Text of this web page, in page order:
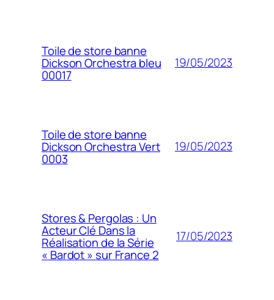
Toile de store banne
Dickson Orchestra bleu
00017
19/05/2023
Toile de store banne
Dickson Orchestra Vert
0003
19/05/2023
Stores & Pergolas : Un
Acteur Clé Dans la
Réalisation de la Série
« Bardot » sur France 2
17/05/2023